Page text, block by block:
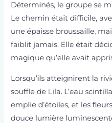
Déterminés, le groupe se
Le chemin était difficile,
une épaisse broussaille,
faiblit jamais. Elle était
magique qu’elle avait
Lorsqu’ils atteignirent la
souffle de Lila. L’eau
emplie d’étoiles, et les
douce lumière